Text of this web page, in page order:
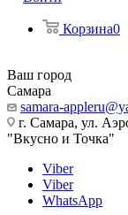
Корзина0
Ваш город
Самара
samara-
г. Самара, ул.
"Вкусно и Точка"
Viber
Viber
WhatsApp